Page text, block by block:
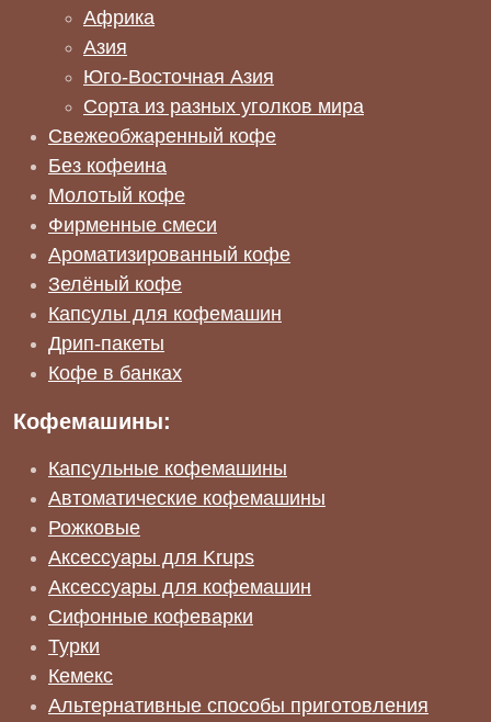
Африка
Азия
Юго-Восточная Азия
Сорта из разных уголков мира
Свежеобжаренный кофе
Без кофеина
Молотый кофе
Фирменные смеси
Ароматизированный кофе
Зелёный кофе
Капсулы для кофемашин
Дрип-пакеты
Кофе в банках
Кофемашины:
Капсульные кофемашины
Автоматические кофемашины
Рожковые
Аксессуары для Krups
Аксессуары для кофемашин
Сифонные кофеварки
Турки
Кемекс
Альтернативные способы приготовления